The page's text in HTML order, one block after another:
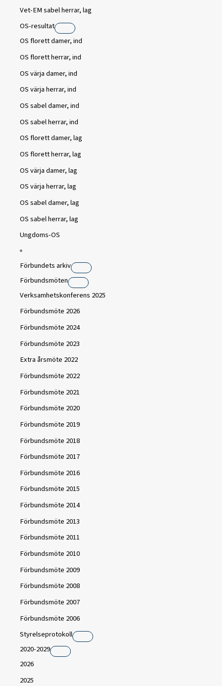
Vet-EM sabel herrar, lag
OS-resultat
OS florett damer, ind
OS florett herrar, ind
OS värja damer, ind
OS värja herrar, ind
OS sabel damer, ind
OS sabel herrar, ind
OS florett damer, lag
OS florett herrar, lag
OS värja damer, lag
OS värja herrar, lag
OS sabel damer, lag
OS sabel herrar, lag
Ungdoms-OS
Förbundets arkiv
Förbundsmöten
Verksamhetskonferens 2025
Förbundsmöte 2026
Förbundsmöte 2024
Förbundsmöte 2023
Extra årsmöte 2022
Förbundsmöte 2022
Förbundsmöte 2021
Förbundsmöte 2020
Förbundsmöte 2019
Förbundsmöte 2018
Förbundsmöte 2017
Förbundsmöte 2016
Förbundsmöte 2015
Förbundsmöte 2014
Förbundsmöte 2013
Förbundsmöte 2011
Förbundsmöte 2010
Förbundsmöte 2009
Förbundsmöte 2008
Förbundsmöte 2007
Förbundsmöte 2006
Styrelseprotokoll
2020-2029
2026
2025